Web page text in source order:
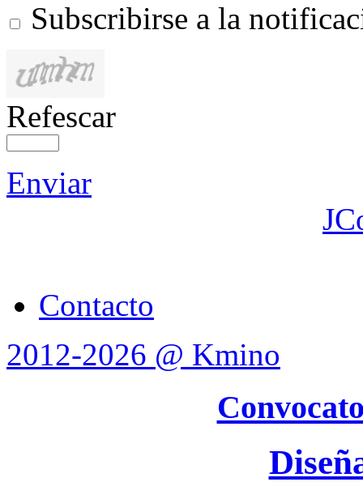
Subscribirse a la
Refescar
Enviar
Contacto
2012-2026 @ Kmino